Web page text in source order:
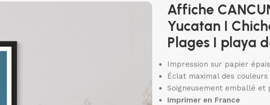
Affiche
Yucatan I
Plages I playa
Impression sur papier
Éclat maximal des
Soigneusement emballé et
Imprimer en France